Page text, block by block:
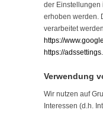
der Einstellungen
erhoben werden.
verarbeitet
https://
https://
Verwendung
Wir nutzen auf
Interessen (d.h.